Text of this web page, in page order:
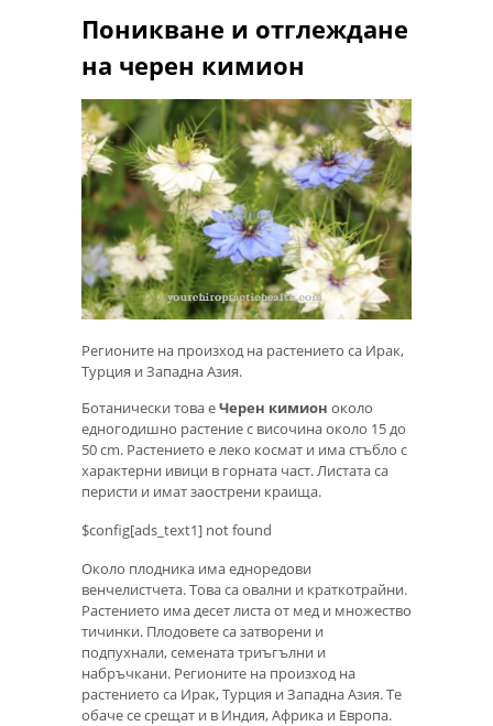
Поникване и отглеждане
на черен кимион
Регионите на произход на растението са Ирак,
Турция и Западна Азия.
Ботанически това еЧерен кимион около
едногодишно растение с височина около 15 до
50 cm. Растението е леко космат и има стъбло с
характерни ивици в горната част. Листата са
перисти и имат заострени краища.
$config[ads_text1] not found
Около плодника има едноредови
венчелистчета. Това са овални и краткотрайни.
Растението има десет листа от мед и множество
тичинки. Плодовете са затворени и
подпухнали, семената триъгълни и
набръчкани. Регионите на произход на
растението са Ирак, Турция и Западна Азия. Те
обаче се срещат и в Индия, Африка и Европа.